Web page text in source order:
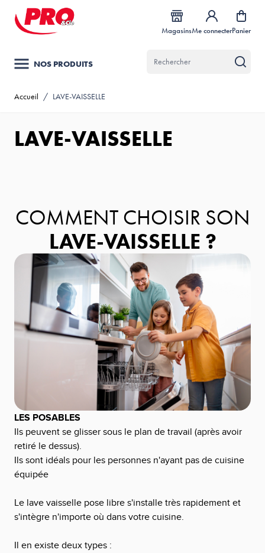
Allez au contenu
MagasinsMe connecterPanier
NOS PRODUITS
Accueil / LAVE-VAISSELLE
LAVE-VAISSELLE
COMMENT CHOISIR SON
LAVE-VAISSELLE ?
LES POSABLES
Ils peuvent se glisser sous le plan de travail (après avoir
retiré le dessus).
Ils sont idéals pour les personnes n'ayant pas de cuisine
équipée
Le lave vaisselle pose libre s'installe très rapidement et
s'intègre n'importe où dans votre cuisine.
Il en existe deux types :